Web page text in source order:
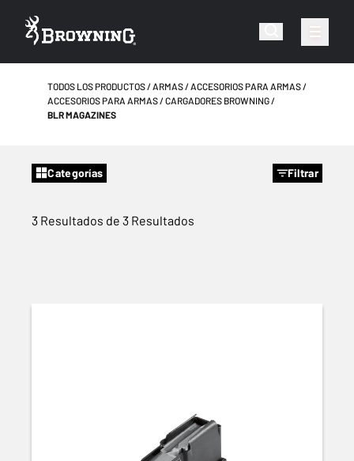
TODOS LOS PRODUCTOS ARMAS
ACCESORIOS PARA ARMAS
ACCESORIOS PARA ARMAS
CARGADORES BROWNING
BLR MAGAZINES
Categorías Filtrar
3 Resultados de 3 Resultados